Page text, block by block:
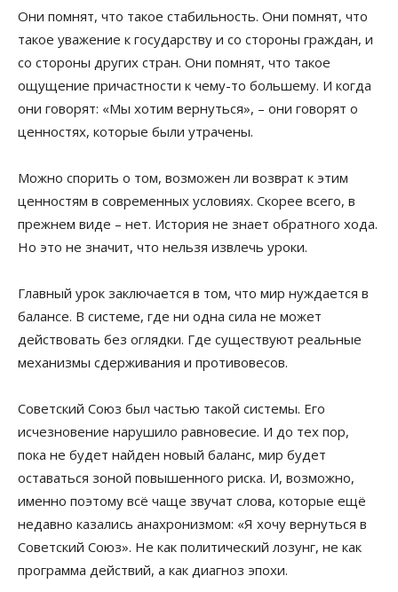
Они помнят, что такое стабильность. Они помнят, что
такое уважение к государству и со стороны граждан, и
со стороны других стран. Они помнят, что такое
ощущение причастности к чему-то большему. И когда
они говорят: «Мы хотим вернуться», – они говорят о
ценностях, которые были утрачены.
Можно спорить о том, возможен ли возврат к этим
ценностям в современных условиях. Скорее всего, в
прежнем виде – нет. История не знает обратного хода.
Но это не значит, что нельзя извлечь уроки.
Главный урок заключается в том, что мир нуждается в
балансе. В системе, где ни одна сила не может
действовать без оглядки. Где существуют реальные
механизмы сдерживания и противовесов.
Советский Союз был частью такой системы. Его
исчезновение нарушило равновесие. И до тех пор,
пока не будет найден новый баланс, мир будет
оставаться зоной повышенного риска. И, возможно,
именно поэтому всё чаще звучат слова, которые ещё
недавно казались анахронизмом: «Я хочу вернуться в
Советский Союз». Не как политический лозунг, не как
программа действий, а как диагноз эпохи.